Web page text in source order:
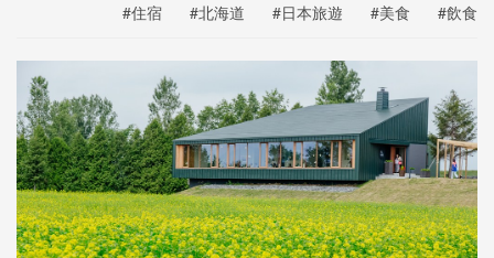
#住宿 #北海道 #日本旅遊 #美食 #飲食